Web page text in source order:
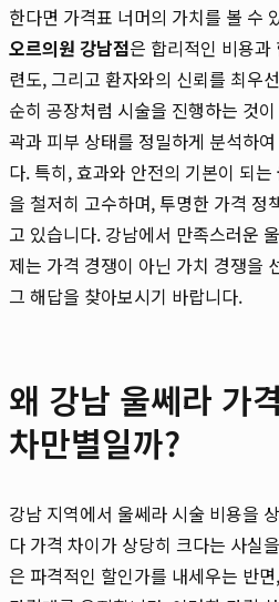
한다면 가격표 너머의 가치를 볼 수
오르의원 강남점은 합리적인 비용과
련도, 그리고 환자와의 신뢰를 최우
순히 공장처럼 시술을 진행하는 것
곽과 피부 상태를 정밀하게 분석하
다. 특히, 효과와 안전의 기본이 되는
을 철저히 고수하며, 투명한 가격 정
고 있습니다. 강남에서 만족스러운
제는 가격 경쟁이 아닌 가치 경쟁을
그 해답을 찾아보시기 바랍니다.
왜 강남 울쎄라 가
차만별일까?
강남 지역에서 울쎄라 시술 비용을
다 가격 차이가 상당히 크다는 사실
은 파격적인 할인가를 내세우는 반